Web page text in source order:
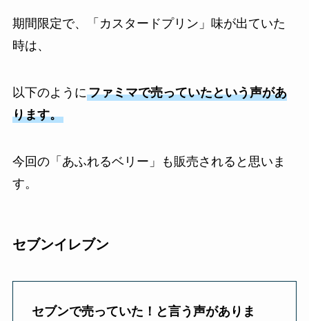
期間限定で、「カスタードプリン」味が出ていた
時は、
以下のようにファミマで売っていたという声があ
ります。
今回の「あふれるベリー」も販売されると思いま
す。
セブンイレブン
セブンで売っていた！と言う声がありま